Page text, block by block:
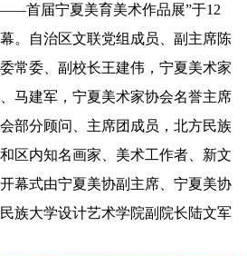
首届宁夏美育美术作品展”于12
。自治区文联党组成员、副主席陈
常委、副校长王建伟，宁夏美术家
马建军，宁夏美术家协会名誉主席
部分顾问、主席团成员，北方民族
区内知名画家、美术工作者、新文
幕式由宁夏美协副主席、宁夏美协
族大学设计艺术学院副院长陆文军